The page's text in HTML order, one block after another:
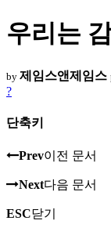
우리는
by 제임스앤제임스
?
단축키
Prev이전 문서
Next다음 문서
ESC닫기